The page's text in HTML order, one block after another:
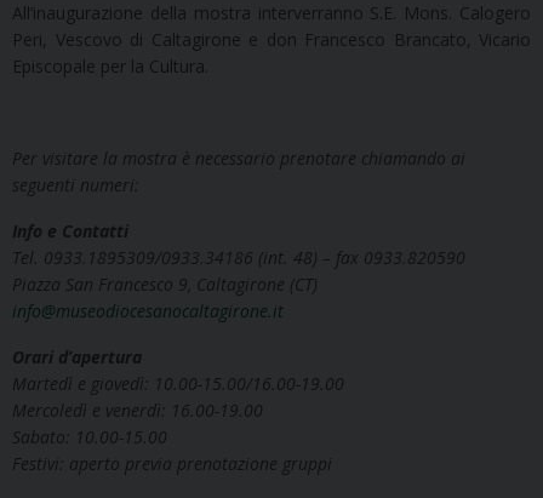
All’inaugurazione della mostra interverranno S.E. Mons. Calogero
Peri, Vescovo di Caltagirone e don Francesco Brancato, Vicario
Episcopale per la Cultura.
Per visitare la mostra è necessario prenotare chiamando ai
seguenti numeri:
Info e Contatti
Tel. 0933.1895309/0933.34186 (int. 48) – fax 0933.820590
Piazza San Francesco 9, Caltagirone (CT)
info@museodiocesanocaltagirone.it
Orari d’apertura
Martedì e giovedì: 10.00-15.00/16.00-19.00
Mercoledì e venerdì: 16.00-19.00
Sabato: 10.00-15.00
Festivi: aperto previa prenotazione gruppi